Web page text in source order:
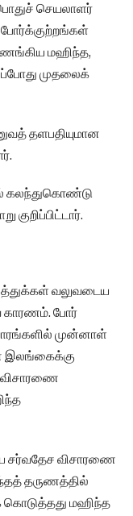
செயலாளர்
மஹிந்த,
முதலைக்
தளபதியுமான
கலந்துகொண்டு
வலுவடைய
காரணம். போர்
முன்னாள்
இலங்கைக்கு
சர்வதேச விசாரணை
தருணத்தில்
கொடுத்தது மஹிந்த